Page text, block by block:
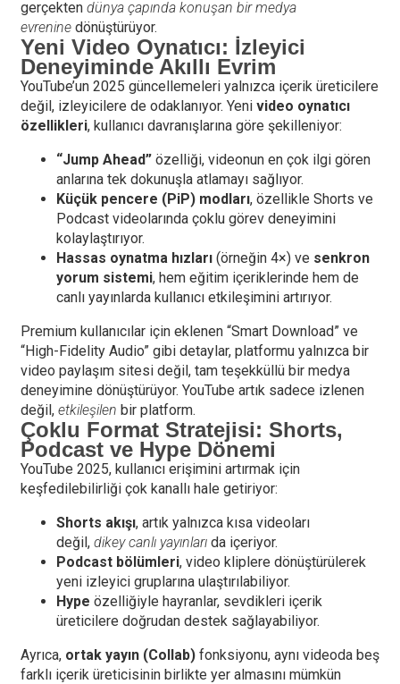
gerçekten dünya çapında konuşan bir medya
evreninedönüştürüyor.
Yeni Video Oynatıcı: İzleyici
Deneyiminde Akıllı Evrim
YouTube’un 2025 güncellemeleri yalnızca içerik üreticilere
değil, izleyicilere de odaklanıyor. Yeni video oynatıcı
özellikleri, kullanıcı davranışlarına göre şekilleniyor:
“Jump Ahead”özelliği, videonun en çok ilgi gören
anlarına tek dokunuşla atlamayı sağlıyor.
Küçük pencere (PiP) modları, özellikle Shorts ve
Podcast videolarında çoklu görev deneyimini
kolaylaştırıyor.
Hassas oynatma hızları(örneğin 4×) ve senkron
yorum sistemi, hem eğitim içeriklerinde hem de
canlı yayınlarda kullanıcı etkileşimini artırıyor.
Premium kullanıcılar için eklenen “Smart Download” ve
“High-Fidelity Audio” gibi detaylar, platformu yalnızca bir
video paylaşım sitesi değil, tam teşekküllü bir medya
deneyimine dönüştürüyor. YouTube artık sadece izlenen
değil, etkileşilen bir platform.
Çoklu Format Stratejisi: Shorts,
Podcast ve Hype Dönemi
YouTube 2025, kullanıcı erişimini artırmak için
keşfedilebilirliği çok kanallı hale getiriyor:
Shorts akışı, artık yalnızca kısa videoları
değil, dikey canlı yayınlarıda içeriyor.
Podcast bölümleri, video kliplere dönüştürülerek
yeni izleyici gruplarına ulaştırılabiliyor.
Hype özelliğiyle hayranlar, sevdikleri içerik
üreticilere doğrudan destek sağlayabiliyor.
Ayrıca, ortak yayın (Collab)fonksiyonu, aynı videoda beş
farklı içerik üreticisinin birlikte yer almasını mümkün